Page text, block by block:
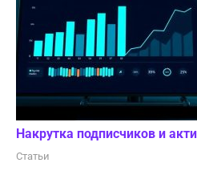
Накрутка подписчиков и
Статьи